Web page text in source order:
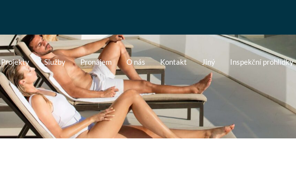
Projekty Služby Pronájem O nás Kontakt Jiný Inspekční prohlídky